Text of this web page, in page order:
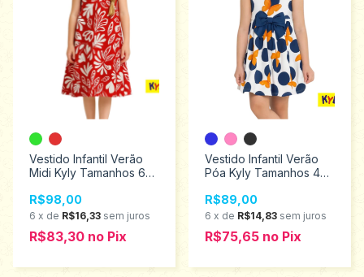
Vestido Infantil Verão
Midi Kyly Tamanhos 6
R$98,00
6 x de R$16,33 sem juros
R$83,30 no Pix
Vestido Infantil Verão
Póa Kyly Tamanhos 4
R$89,00
6 x de R$14,83 sem juros
R$75,65 no Pix